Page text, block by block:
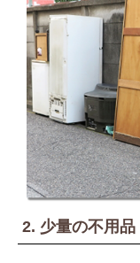
2. 少量の不用品